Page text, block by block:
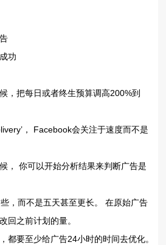
功
，把每日或者终生预算调高200%到
， Facebook会关注于速度而不是
， 你可以开始分析结果来判断广告是
，而不是五天甚至更长。 在原始广告
回之前计划的量。
都要至少给广告24小时的时间去优化。